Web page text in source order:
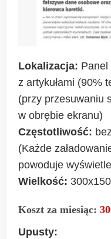
Lokalizacja: Panel
z artykułami (90%
(przy przesuwaniu
w obrębie ekranu)
Częstotliwość:
(Każde
powoduje
Wielkość:
Koszt zamiesiąc:
Upusty: